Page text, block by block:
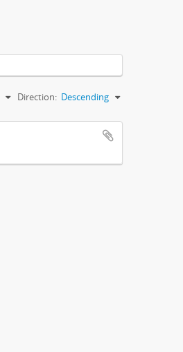
Direction: Descending